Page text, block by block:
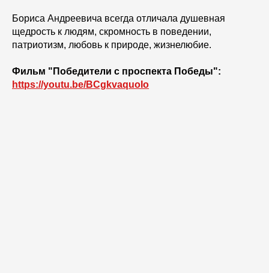
Бориса Андреевича всегда отличала душевная
щедрость к людям, скромность в поведении,
патриотизм, любовь к природе, жизнелюбие.
Фильм "Победители с проспекта Победы":
https://youtu.be/BCgkvaquoIo